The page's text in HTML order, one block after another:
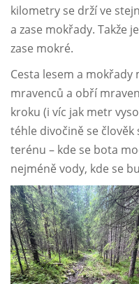
kilometry se drží ve
a zase mokřady. Takže
zase mokré.
Cesta lesem a mokřady
mravenců a obří
kroku (i víc jak metr
téhle divočině se
terénu – kde se bota
nejméně vody, kde se